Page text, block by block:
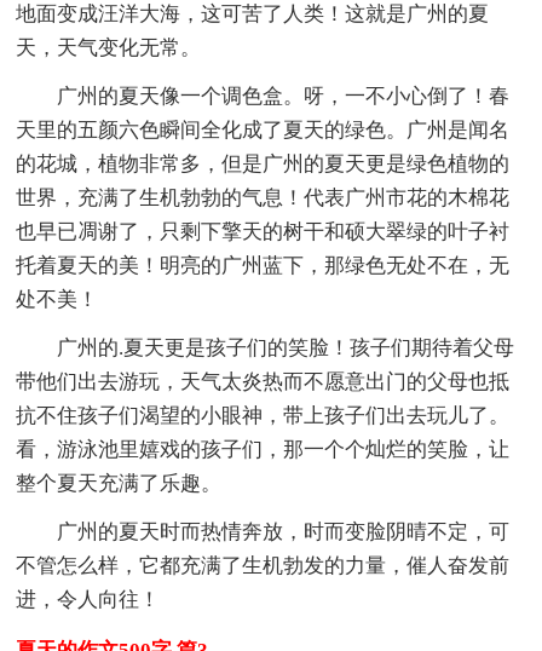
地面变成汪洋大海，这可苦了人类！这就是广州的夏
天，天气变化无常。
广州的夏天像一个调色盒。呀，一不小心倒了！春
天里的五颜六色瞬间全化成了夏天的绿色。广州是闻名
的花城，植物非常多，但是广州的夏天更是绿色植物的
世界，充满了生机勃勃的气息！代表广州市花的木棉花
也早已凋谢了，只剩下擎天的树干和硕大翠绿的叶子衬
托着夏天的美！明亮的广州蓝下，那绿色无处不在，无
处不美！
广州的.夏天更是孩子们的笑脸！孩子们期待着父母
带他们出去游玩，天气太炎热而不愿意出门的父母也抵
抗不住孩子们渴望的小眼神，带上孩子们出去玩儿了。
看，游泳池里嬉戏的孩子们，那一个个灿烂的笑脸，让
整个夏天充满了乐趣。
广州的夏天时而热情奔放，时而变脸阴晴不定，可
不管怎么样，它都充满了生机勃发的力量，催人奋发前
进，令人向往！